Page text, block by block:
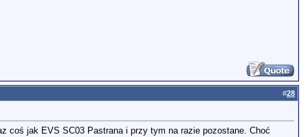
#28
coś jak EVS SC03 Pastrana i przy tym na razie pozostane. Choć